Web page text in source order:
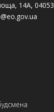
14А, 04053